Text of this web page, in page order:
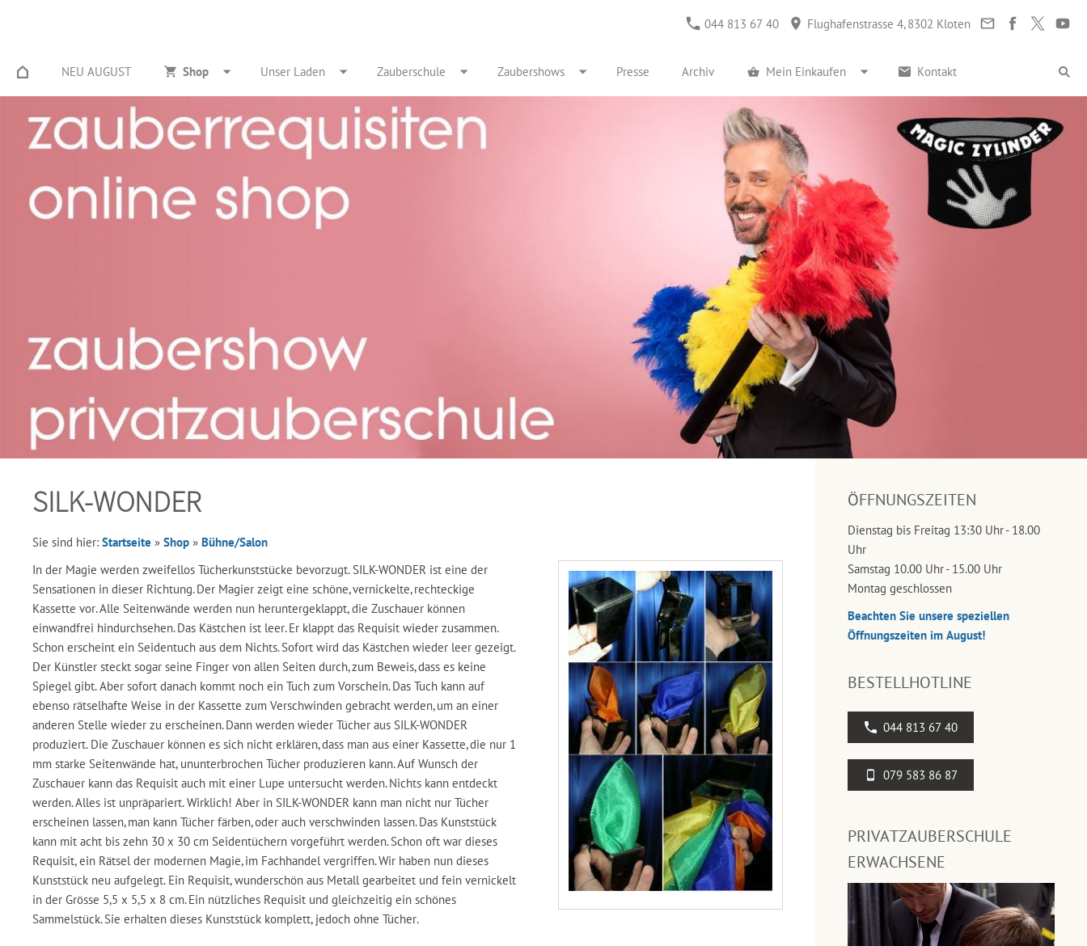
044 813 67 40 Flughafenstrasse 4, 8302 Kloten
NEU AUGUST Shop Unser Laden Zauberschule Zaubershows Presse Archiv Mein Einkaufen Kontakt
SILK-WONDER
Sie sind hier: Startseite » Shop » Bühne/Salon
In der Magie werden zweifellos Tücherkunststücke bevorzugt. SILK-WONDER ist eine der
Sensationen in dieser Richtung. Der Magier zeigt eine schöne, vernickelte, rechteckige
Kassette vor. Alle Seitenwände werden nun heruntergeklappt, die Zuschauer können
einwandfrei hindurchsehen. Das Kästchen ist leer. Er klappt das Requisit wieder zusammen.
Schon erscheint ein Seidentuch aus dem Nichts. Sofort wird das Kästchen wieder leer gezeigt.
Der Künstler steckt sogar seine Finger von allen Seiten durch, zum Beweis, dass es keine
Spiegel gibt. Aber sofort danach kommt noch ein Tuch zum Vorschein. Das Tuch kann auf
ebenso rätselhafte Weise in der Kassette zum Verschwinden gebracht werden, um an einer
anderen Stelle wieder zu erscheinen. Dann werden wieder Tücher aus SILK-WONDER
produziert. Die Zuschauer können es sich nicht erklären, dass man aus einer Kassette, die nur 1
mm starke Seitenwände hat, ununterbrochen Tücher produzieren kann. Auf Wunsch der
Zuschauer kann das Requisit auch mit einer Lupe untersucht werden. Nichts kann entdeckt
werden. Alles ist unpräpariert. Wirklich! Aber in SILK-WONDER kann man nicht nur Tücher
erscheinen lassen, man kann Tücher färben, oder auch verschwinden lassen. Das Kunststück
kann mit acht bis zehn 30 x 30 cm Seidentüchern vorgeführt werden. Schon oft war dieses
Requisit, ein Rätsel der modernen Magie, im Fachhandel vergriffen. Wir haben nun dieses
Kunststück neu aufgelegt. Ein Requisit, wunderschön aus Metall gearbeitet und fein vernickelt
in der Grösse 5,5 x 5,5 x 8 cm. Ein nützliches Requisit und gleichzeitig ein schönes
Sammelstück. Sie erhalten dieses Kunststück komplett, jedoch ohne Tücher.
ÖFFNUNGSZEITEN
Dienstag bis Freitag 13:30 Uhr - 18.00
Uhr
Samstag 10.00 Uhr - 15.00 Uhr
Montag geschlossen
Beachten Sie unsere speziellen
Öffnungszeiten im August!
BESTELLHOTLINE
044 813 67 40
079 583 86 87
PRIVATZAUBERSCHULE
ERWACHSENE